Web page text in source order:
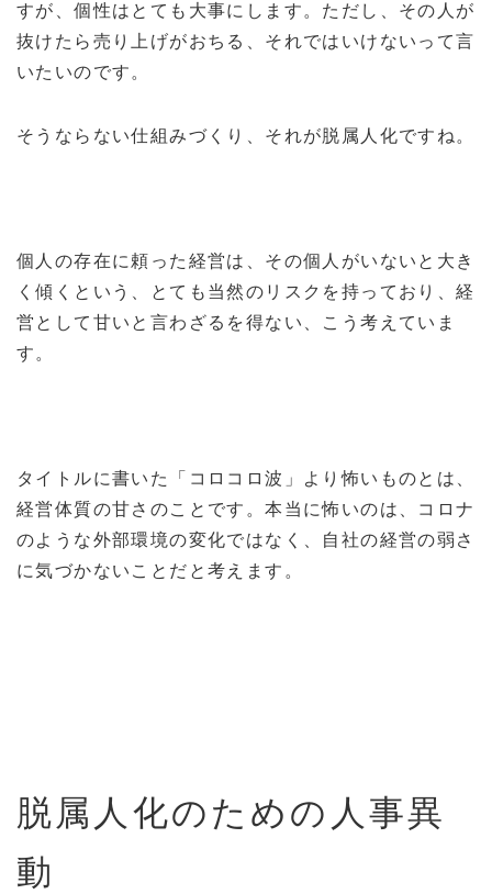
すが、個性はとても大事にします。ただし、その人が
抜けたら売り上げがおちる、それではいけないって言
いたいのです。
そうならない仕組みづくり、それが脱属人化ですね。
個人の存在に頼った経営は、その個人がいないと大き
く傾くという、とても当然のリスクを持っており、経
営として甘いと言わざるを得ない、こう考えていま
す。
タイトルに書いた「コロコロ波」より怖いものとは、
経営体質の甘さのことです。本当に怖いのは、コロナ
のような外部環境の変化ではなく、自社の経営の弱さ
に気づかないことだと考えます。
脱属人化のための人事異
動